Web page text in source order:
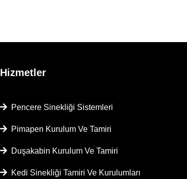
Hizmetler
Pencere Sinekliği Sistemleri
Pimapen Kurulum Ve Tamiri
Duşakabin Kurulum Ve Tamiri
Kedi Sinekliği Tamiri Ve Kurulumları